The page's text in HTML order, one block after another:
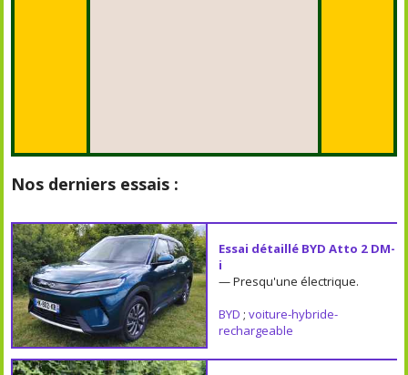
Nos derniers essais :
Essai détaillé BYD Atto 2 DM-
i
— Presqu'une électrique.
BYD ; voiture-hybride-
rechargeable